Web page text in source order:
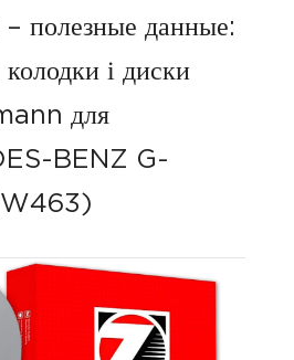
полезные данные:
колодки і диски
для
BENZ G-